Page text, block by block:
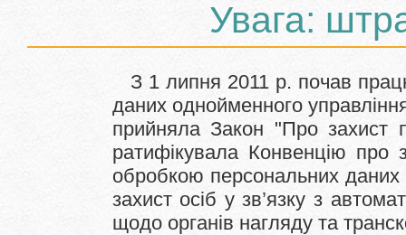
Увага:
З 1 липня 2011 р. почав
даних однойменного
прийняла Закон "Про захист
ратифікувала Конвенцію про
обробкою персональних даних
захист осіб у зв’язку з
щодо органів нагляду та